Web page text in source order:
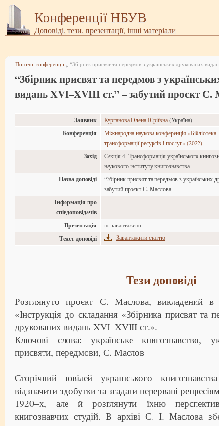
Конференції НБУВ
Доповіді, тези, презентації, інші матеріали
Поточні конференції »
“Збірник присвят та передмов з
видань XVI–XVIII ст.” – забутий проєкт С.
Заявник Курганова Олена Юріївна (Україна)
Конференція
Міжнародна наукова конференція
трансформації ресурсів і послуг» (2022)
Захід
Секція 4. Трансформація українського
наукового інституту книгознавства
Назва доповіді
“Збірник присвят та передмов з
забутий проєкт С. Маслова
Інформація про
співдоповідачів
Презентація
не завантажено
Текст доповіді Завантажити статтю
Тези доповіді
Розглянуто проєкт С. Маслова, викладений в
«Інструкція до складання «Збірника присвят та
друкованих видань XVI–XVIII ст.».
Ключові слова: українське книгознавство,
присвяти, передмови, С. Маслов
Сторічний ювілей українського
відзначити здобутки та згадати перервані
1920–х, але й розглянути їхню
книгознавчих студій. В архіві С. І. Маслова